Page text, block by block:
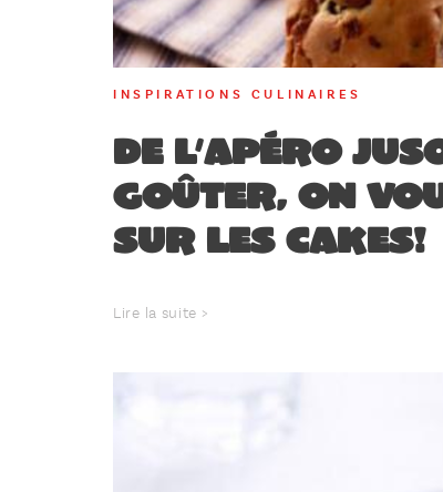
INSPIRATIONS CULINAIRES
De l’apéro
goûter, on
sur les cakes!
Lire la suite >